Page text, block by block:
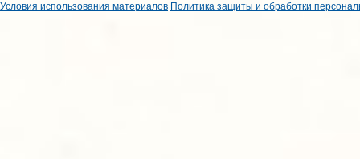
Условия использования материалов Политика защиты и обработки